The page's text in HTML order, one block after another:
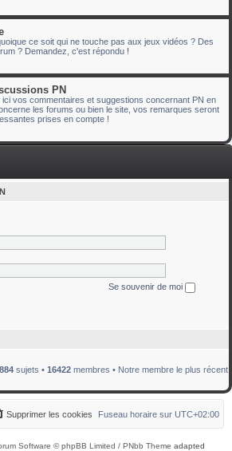
ce soit qui ne touche pas aux jeux vidéos ? Des
? Demandez, c'est répondu !
PN
vos commentaires et suggestions concernant PN en
les forums ou bien le site, vos remarques seront
prises en compte !
Se souvenir de moi
sujets • 16422 membres • Notre membre le plus récent
Fuseau horaire sur UTC+02:00
Supprimer les cookies
Software © phpBB Limited / PNbb Theme adapted